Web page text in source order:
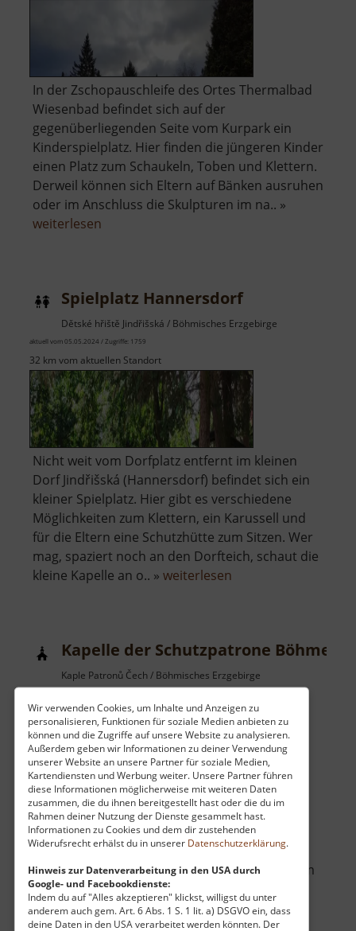
Wir verwenden Cookies, um Inhalte und Anzeigen zu
personalisieren, Funktionen für soziale Medien anbieten zu
können und die Zugriffe auf unsere Website zu analysieren.
Außerdem geben wir Informationen zu deiner Verwendung
unserer Website an unsere Partner für soziale Medien,
Kartendiensten und Werbung weiter. Unsere Partner führen
diese Informationen möglicherweise mit weiteren Daten
zusammen, die du ihnen bereitgestellt hast oder die du im
Rahmen deiner Nutzung der Dienste gesammelt hast.
Informationen zu Cookies und dem dir zustehenden
Widerufsrecht erhälst du in unserer Datenschutzerklärung.
Hinweis zur Datenverarbeitung in den USA durch
Google- und Facebookdienste:
Indem du auf "Alles akzeptieren" klickst, willigst du unter
anderem auch gem. Art. 6 Abs. 1 S. 1 lit. a) DSGVO ein, dass
deine Daten in den USA verarbeitet werden könnten. Der
In der Zschopauschleife des Ortes Thermalbad
Wiesenbad befindet sich auf der
gegenüberliegenden Seite vom Kurpark ein
Kinderspielplatz. Hier finden die jüngeren Kinder
einen Platz zum Schaukeln, Toben und Klettern.
Derweil können sich Eltern auf Bänken ausruhen
oder im Anschluss die Skulpturen im na.. »
weiterlesen
Spielplatz Hannersdorf
Dětské hřiště Jindřišská / Böhmisches Erzgebirge
aktuell vom 05.05.2024 / Zugriffe: 1759
32 km vom aktuellen Standort
Nicht weit vom Dorfplatz entfernt im kleinen
Dorf Jindřišská (Hannersdorf) befindet sich ein
kleiner Spielplatz. Hier gibt es verschiedene
Möglichkeiten zum Klettern, ein Karussell und
für die Eltern eine Schutzhütte zum Sitzen. Wer
mag, spaziert noch an den Dorfteich, schaut die
kleine Kapelle an o.. » weiterlesen
Kapelle der Schutzpatrone Böhmens
Kaple Patronů Čech / Böhmisches Erzgebirge
47 km vom aktuellen Standort
Am Fuß der Ryzmburk (Riesenburg) steht eine
kleine Wallfahrtskapelle, die den
Schutzpatronen Böhmens gewidmet ist.
Urkundlich erwähnt wurde sie das erste Mal im
Jahr 1721. Neben ihr wächst eine
beeindruckende Winterlinde, unter der man
sitzen und rasten kann.. »weiterlesenüber